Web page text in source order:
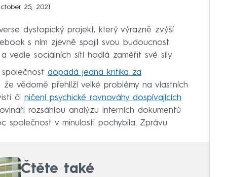
25, 2021
dystopický projekt, který výrazně zvýší
s ním zjevně spojil svou budoucnost.
vedle sociálních sítí hodlá zaměřit své síly
dopadá jedna kritika za
vědomě přehlíží velké problémy na vlastních
či ničení psychické rovnováhy dospívajících
rozsáhlou analýzu interních dokumentů
společnost v minulosti pochybila. Zprávu
Čtěte také